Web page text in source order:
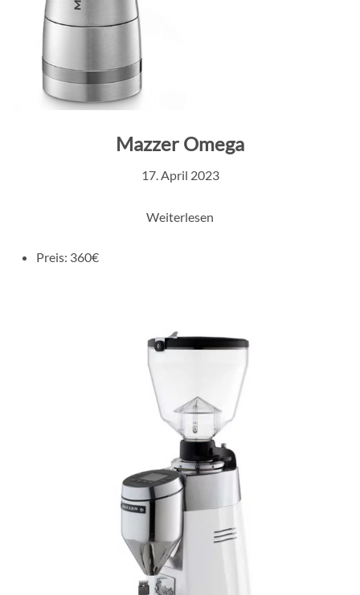
Mazzer Omega
17. April 2023
Weiterlesen
Preis: 360€